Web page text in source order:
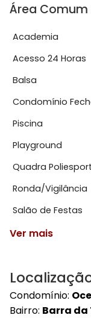
Área Comum
Academia
Acesso 24 Horas
Balsa
Condomínio
Piscina
Playground
Quadra
Ronda/Vigilância
Salão de Festas
Ver mais
Condomínio:
Bairro: Barra da